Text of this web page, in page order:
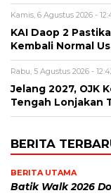
Kamis, 6 Agustus 2026 -
KAI Daop 2
Kembali Normal
Rabu, 5 Agustus 2026 -
Jelang 2027, OJK
Tengah Lonjakan
BERITA
BERITA UTAMA
Batik Walk 2026